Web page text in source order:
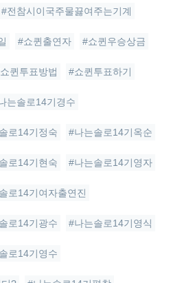
#전참시이국주물끓여주는기계
#쇼퀸출연자 #쇼퀸우승상금
퀸투표방법 #쇼퀸투표하기
는솔로14기경수
로14기정숙 #나는솔로14기옥순
로14기현숙 #나는솔로14기영자
로14기여자출연진
로14기광수 #나는솔로14기영식
로14기영수